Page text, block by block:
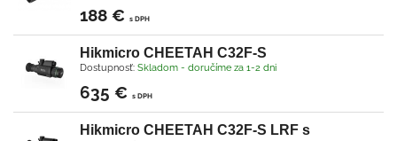
188 € s DPH
Hikmicro CHEETAH C32F-S
Dostupnosť: Skladom - doručíme za 1-2 dni
635 € s DPH
Hikmicro CHEETAH C32F-S LRF s